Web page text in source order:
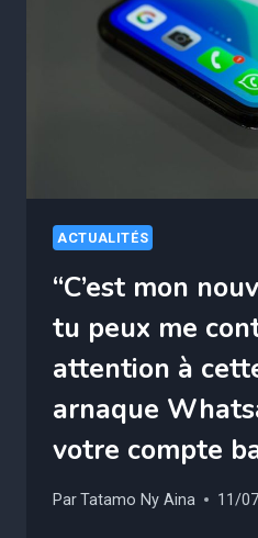
AGÉES
AU
ACTUALITÉS
“C’est mon
tu peux me
attention à
arnaque
votre compte
ParTatamo Ny Aina 11/